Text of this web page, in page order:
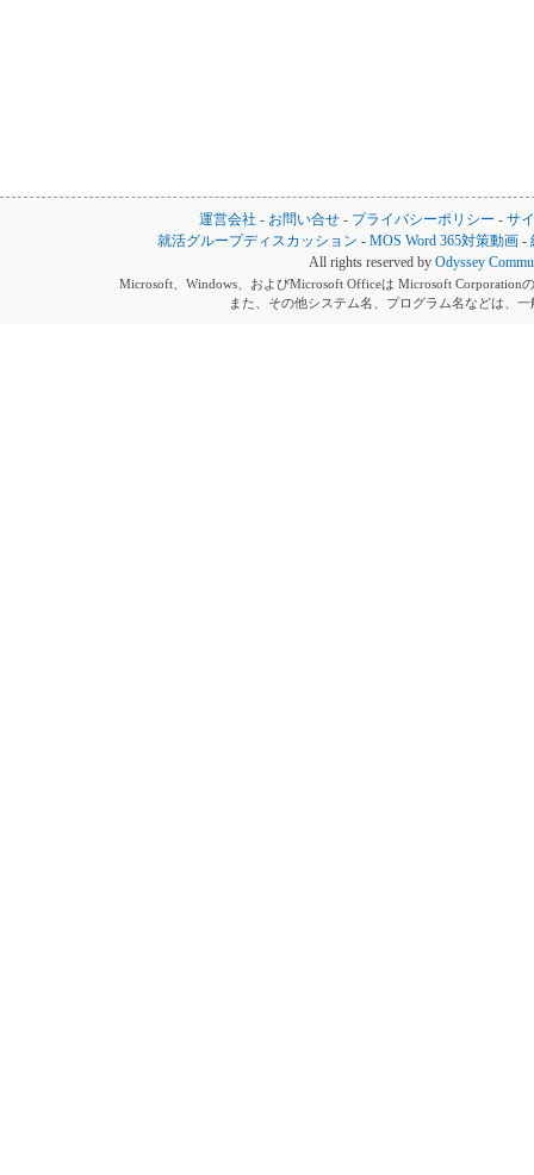
運営会社 - お問い合せ - プライバシーポリシー - サ
就活グループディスカッション -MOS Word 365対策動画 -
All rights reserved by Odyssey
Microsoft、Windows、およびMicrosoft Officeは Microsoft Corporation
また、その他システム名、プログラム名などは、